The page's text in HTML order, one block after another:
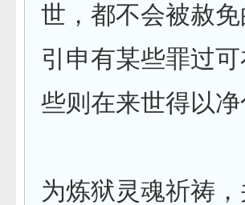
世，都不会被赦
引申有某些罪过
些则在来世得以净
为炼狱灵魂祈祷